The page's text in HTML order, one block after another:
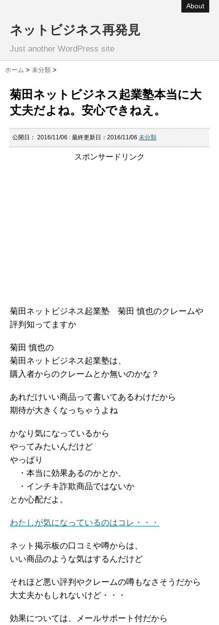
About
ネットビジネス再発見
Just another WordPress site
ホーム > 未分類 >
菊田ネットビジネス起業塾本当に大
丈夫だよね。安心できねえ。
公開日： 2016/11/06 : 最終更新日：2016/11/06 未分類
スポンサードリンク
菊田ネットビジネス起業塾 菊田 慎也のクレームや
評判知ってますか
菊田 慎也の
菊田ネットビジネス起業塾は、
購入者からのクレームとか無いのかな？
あれだけいい商品って書いてあるわけだから
期待が大きくなっちゃうよね
かなり気になっているから
やってみたいんだけど
やっぱり
・本当に効果あるのかとか、
・インチキ詐欺商品ではないか
とか心配だよ。
わたしが気になっているのはコレ・・・
ネット掲示板の口コミや噂からは、
いい商品のような気はするんだけど
それほど悪い評判やクレームの噂もなさそうだから
大丈夫かもしれないけど・・・
効果については、メールサポート付だから